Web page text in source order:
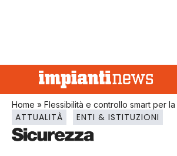
Home » Flessibilità e controllo smart per
ATTUALITÀ ENTI & ISTITUZIONI